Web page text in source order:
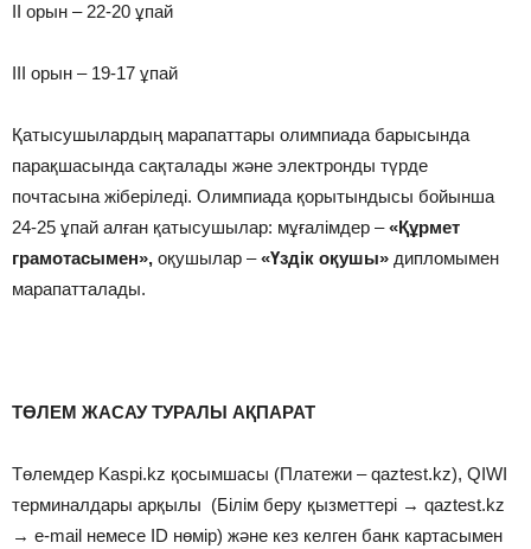
ІІ орын – 22-20 ұпай
ІІІ орын – 19-17 ұпай
Қатысушылардың марапаттары олимпиада барысында
парақшасында сақталады және электронды түрде
почтасына жіберіледі. Олимпиада қорытындысы бойынша
24-25 ұпай алған қатысушылар: мұғалімдер –«Құрмет
грамотасымен», оқушылар –«Үздік оқушы» дипломымен
марапатталады.
ТӨЛЕМ ЖАСАУ ТУРАЛЫ АҚПАРАТ
Төлемдер Kaspi.kz қосымшасы (Платежи – qaztest.kz), QIWI
терминалдары арқылы (Білім беру қызметтері → qaztest.kz
→ e-mail немесе ID нөмір) және кез келген банк картасымен